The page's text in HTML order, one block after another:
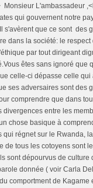
Monsieur L'ambassadeur
qui gouvernent notre
s'avèrent que ce sont des
dans la société: le
par tout dirigeant
êtes sans ignoré que
celle-ci dépasse celle
ses adversaires sont des
comprendre que dans
divergences entre les
chose basique à
qui régnet sur le Rwanda,
de tous les cotoyens sont
sont dépourvus de
donnée ( voir Carla
comportment de Kagame